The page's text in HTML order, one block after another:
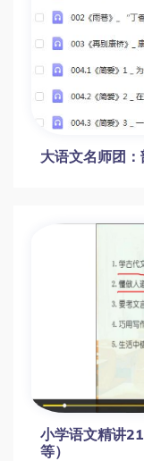
大语文名师团
小学语文精讲
等）